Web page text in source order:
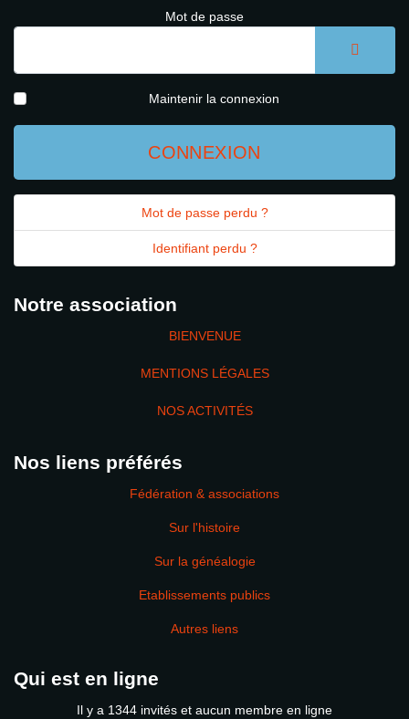
Mot de passe
Maintenir la connexion
CONNEXION
Mot de passe perdu ?
Identifiant perdu ?
Notre association
BIENVENUE
MENTIONS LÉGALES
NOS ACTIVITÉS
Nos liens préférés
Fédération & associations
Sur l'histoire
Sur la généalogie
Etablissements publics
Autres liens
Qui est en ligne
Il y a 1344 invités et aucun membre en ligne